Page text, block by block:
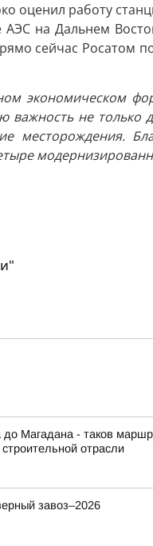
оценил работу
на Дальнем
сейчас Росатом
экономическом
важность не только
месторождения.
Магадана - таков
отрасли
завоз–2026